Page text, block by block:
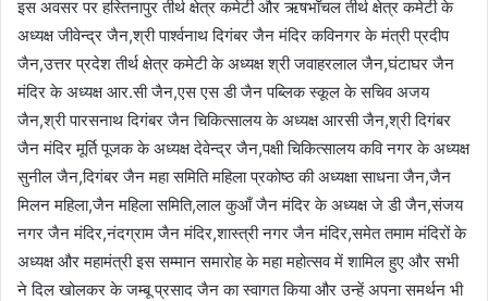
इस अवसर पर हस्तिनापुर तीर्थ क्षेत्र कमेटी और ऋषभॉंचल तीर्थ क्षेत्र कमेटी के
अध्यक्ष जीवेन्द्र जैन,श्री पार्श्वनाथ दिगंबर जैन मंदिर कविनगर के मंत्री प्रदीप
जैन,उत्तर प्रदेश तीर्थ क्षेत्र कमेटी के अध्यक्ष श्री जवाहरलाल जैन,घंटाघर जैन
मंदिर के अध्यक्ष आर.सी जैन,एस एस डी जैन पब्लिक स्कूल के सचिव अजय
जैन,श्री पारसनाथ दिगंबर जैन चिकित्सालय के अध्यक्ष आरसी जैन,श्री दिगंबर
जैन मंदिर मूर्ति पूजक के अध्यक्ष देवेन्द्र जैन,पक्षी चिकित्सालय कवि नगर के अध्यक्ष
सुनील जैन,दिगंबर जैन महा समिति महिला प्रकोष्ठ की अध्यक्षा साधना जैन,जैन
मिलन महिला,जैन महिला समिति,लाल कुआँ जैन मंदिर के अध्यक्ष जे डी जैन,संजय
नगर जैन मंदिर,नंदग्राम जैन मंदिर,शास्त्री नगर जैन मंदिर,समेत तमाम मंदिरों के
अध्यक्ष और महामंत्री इस सम्मान समारोह के महा महोत्सव में शामिल हुए और सभी
ने दिल खोलकर के जम्बू प्रसाद जैन का स्वागत किया और उन्हें अपना समर्थन भी